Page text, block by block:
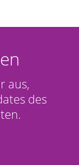
aus,
des